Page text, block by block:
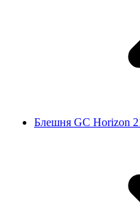
Блешня GC Horizon